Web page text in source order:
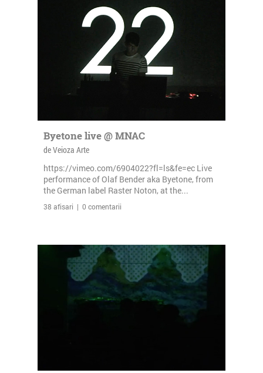
Byetone live @ MNAC
de Veioza Arte
https://vimeo.com/6904022?fl=ls&fe=ec Live
performance of Olaf Bender aka Byetone, from
the German label Raster Noton, at the...
38 afisari | 0 comentarii